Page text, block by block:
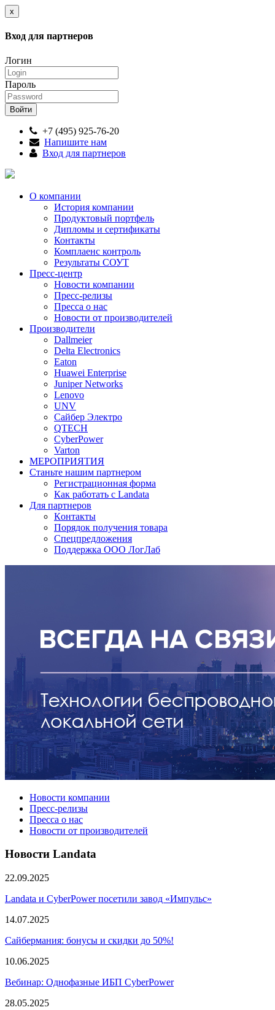
x
Вход для партнеров
Логин
Пароль
+7 (495) 925-76-20
Напишите нам
Вход для партнеров
О компании
История компании
Продуктовый портфель
Дипломы и сертификаты
Контакты
Комплаенс контроль
Результаты СОУТ
Пресс-центр
Новости компании
Пресс-релизы
Пресса о нас
Новости от производителей
Производители
Dallmeier
Delta Electronics
Eaton
Huawei Enterprise
Juniper Networks
Lenovo
UNV
Сайбер Электро
QTECH
CyberPower
Varton
МЕРОПРИЯТИЯ
Станьте нашим партнером
Регистрационная форма
Как работать с Landata
Для партнеров
Кoнтaкты
Порядок получения товара
Спецпредложения
Поддержка ООО ЛогЛаб
Новости компании
Пресс-релизы
Пресса о нас
Новости от производителей
Новости Landata
22.09.2025
Landata и CyberPower посетили завод «Импульс»
14.07.2025
Сайбермания: бонусы и скидки до 50%!
10.06.2025
Вебинар: Однофазные ИБП CyberPower
28.05.2025